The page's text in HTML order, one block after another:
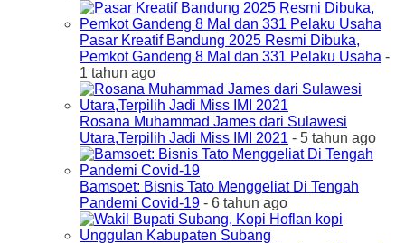
Pasar Kreatif Bandung 2025 Resmi Dibuka,
Pemkot Gandeng 8 Mal dan 331 Pelaku Usaha -
1 tahun ago
Rosana Muhammad James dari Sulawesi
Utara,Terpilih Jadi Miss IMI 2021 - 5 tahun ago
Bamsoet: Bisnis Tato Menggeliat Di Tengah
Pandemi Covid-19 - 6 tahun ago